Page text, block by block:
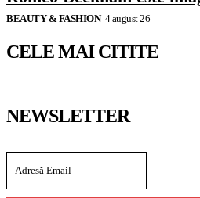
BEAUTY & FASHION 4 august 26
CELE MAI CITITE
NEWSLETTER